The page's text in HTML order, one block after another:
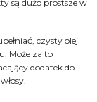
są dużo prostsze w
czysty olej
Może za to
dodatek do